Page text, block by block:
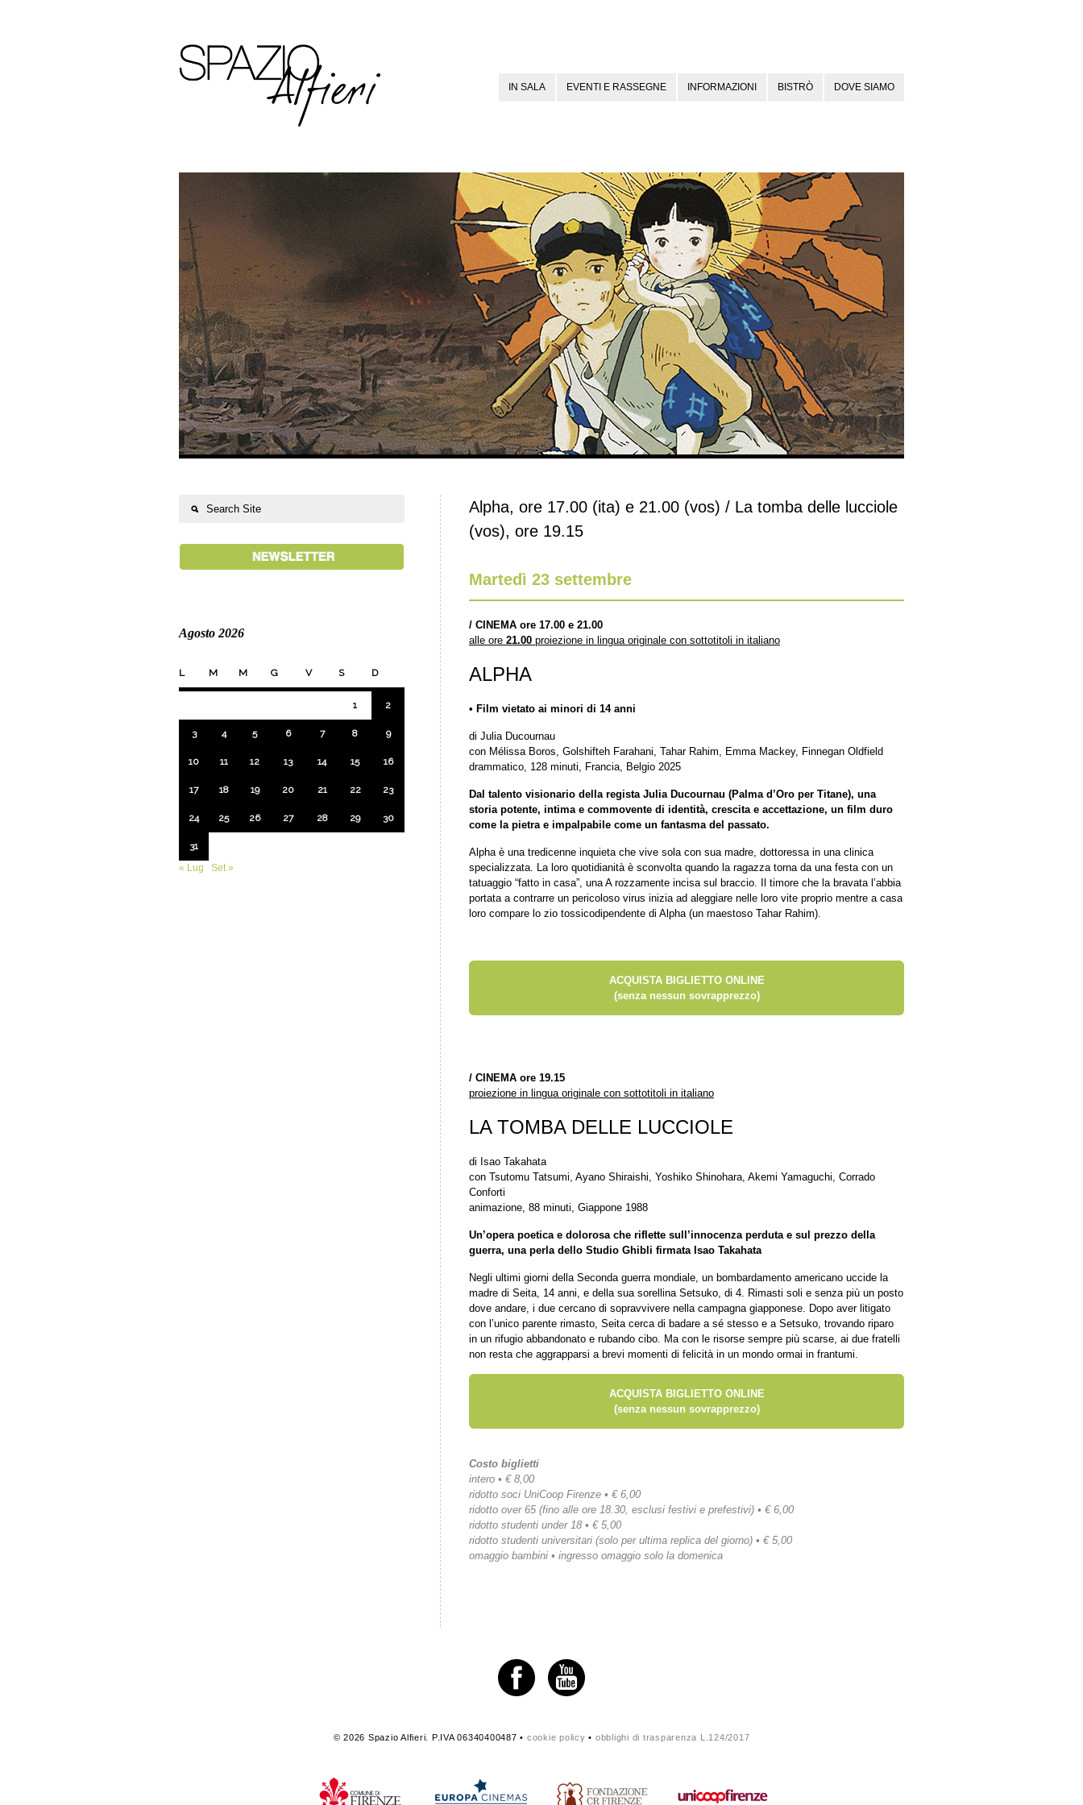
IN SALA EVENTI E RASSEGNE INFORMAZIONI BISTRÒ DOVE SIAMO
Alpha, ore 17.00 (ita) e 21.00 (vos) / La tomba delle lucciole
(vos), ore 19.15
Martedì 23 settembre
/ CINEMA ore 17.00 e 21.00
alle ore 21.00 proiezione in lingua originale con sottotitoli in italiano
ALPHA
• Film vietato ai minori di 14 anni
di Julia Ducournau
con Mélissa Boros, Golshifteh Farahani, Tahar Rahim, Emma Mackey, Finnegan Oldfield
drammatico, 128 minuti, Francia, Belgio 2025
Dal talento visionario della regista Julia Ducournau (Palma d’Oro per Titane), una
storia potente, intima e commovente di identità, crescita e accettazione, un film duro
come la pietra e impalpabile come un fantasma del passato.
Alpha è una tredicenne inquieta che vive sola con sua madre, dottoressa in una clinica
specializzata. La loro quotidianità è sconvolta quando la ragazza torna da una festa con un
tatuaggio “fatto in casa”, una A rozzamente incisa sul braccio. Il timore che la bravata l’abbia
portata a contrarre un pericoloso virus inizia ad aleggiare nelle loro vite proprio mentre a casa
loro compare lo zio tossicodipendente di Alpha (un maestoso Tahar Rahim).
ACQUISTA BIGLIETTO ONLINE
(senza nessun sovrapprezzo)
/ CINEMA ore 19.15
proiezione in lingua originale con sottotitoli in italiano
LA TOMBA DELLE LUCCIOLE
di Isao Takahata
con Tsutomu Tatsumi, Ayano Shiraishi, Yoshiko Shinohara, Akemi Yamaguchi, Corrado
Conforti
animazione, 88 minuti, Giappone 1988
Un’opera poetica e dolorosa che riflette sull’innocenza perduta e sul prezzo della
guerra, una perla dello Studio Ghibli firmata Isao Takahata
Negli ultimi giorni della Seconda guerra mondiale, un bombardamento americano uccide la
madre di Seita, 14 anni, e della sua sorellina Setsuko, di 4. Rimasti soli e senza più un posto
dove andare, i due cercano di sopravvivere nella campagna giapponese. Dopo aver litigato
con l’unico parente rimasto, Seita cerca di badare a sé stesso e a Setsuko, trovando riparo
in un rifugio abbandonato e rubando cibo. Ma con le risorse sempre più scarse, ai due fratelli
non resta che aggrapparsi a brevi momenti di felicità in un mondo ormai in frantumi.
ACQUISTA BIGLIETTO ONLINE
(senza nessun sovrapprezzo)
Costo biglietti
intero • € 8,00
ridotto soci UniCoop Firenze • € 6,00
ridotto over 65 (fino alle ore 18.30, esclusi festivi e prefestivi) • € 6,00
ridotto studenti under 18 • € 5,00
ridotto studenti universitari (solo per ultima replica del giorno) • € 5,00
omaggio bambini • ingresso omaggio solo la domenica
Agosto 2026
L M M G V S D
1 2
3 4 5 6 7 8 9
10 11 12 13 14 15 16
17 18 19 20 21 22 23
24 25 26 27 28 29 30
31
« Lug
Set »
© 2026 Spazio Alfieri. P.IVA 06340400487 • cookie policy • obblighi di trasparenza L.124/2017